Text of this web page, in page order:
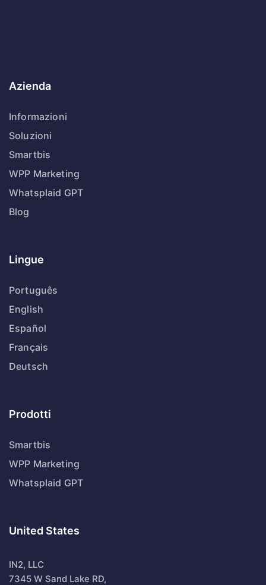
Azienda
Informazioni
Soluzioni
Smartbis
WPP Marketing
Whatsplaid GPT
Blog
Lingue
Português
English
Español
Français
Deutsch
Prodotti
Smartbis
WPP Marketing
Whatsplaid GPT
United States
IN2, LLC
7345 W Sand Lake RD,